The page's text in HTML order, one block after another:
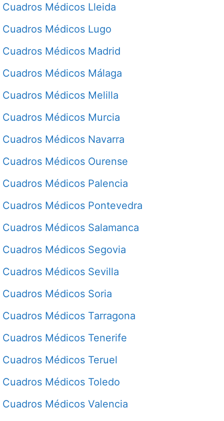
Cuadros Médicos Lleida
Cuadros Médicos Lugo
Cuadros Médicos Madrid
Cuadros Médicos Málaga
Cuadros Médicos Melilla
Cuadros Médicos Murcia
Cuadros Médicos Navarra
Cuadros Médicos Ourense
Cuadros Médicos Palencia
Cuadros Médicos Pontevedra
Cuadros Médicos Salamanca
Cuadros Médicos Segovia
Cuadros Médicos Sevilla
Cuadros Médicos Soria
Cuadros Médicos Tarragona
Cuadros Médicos Tenerife
Cuadros Médicos Teruel
Cuadros Médicos Toledo
Cuadros Médicos Valencia